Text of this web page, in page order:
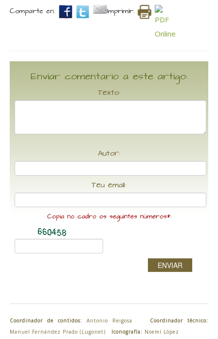
Comparte en. Imprimir.
Enviar comentario a este artigo:
Texto:
Autor:
Teu email:
Copia no cadro os seguintes números*:
ENVIAR
Coordinador de contidos: Antonio Reigosa Coordinador técnico:
Manuel Fernández Prado (Lugonet) Iconografía: Noemí López